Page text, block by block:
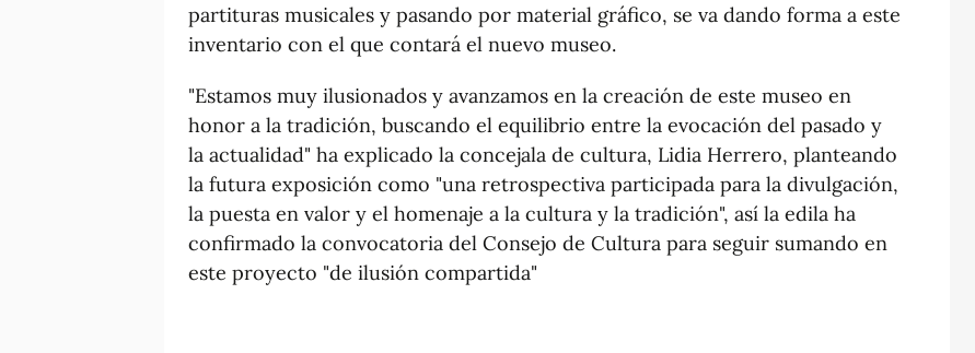
partituras musicales y pasando por material gráfico, se va dando forma a este
inventario con el que contará el nuevo museo.
"Estamos muy ilusionados y avanzamos en la creación de este museo en
honor a la tradición, buscando el equilibrio entre la evocación del pasado y
la actualidad" ha explicado la concejala de cultura, Lidia Herrero, planteando
la futura exposición como "una retrospectiva participada para la divulgación,
la puesta en valor y el homenaje a la cultura y la tradición", así la edila ha
confirmado la convocatoria del Consejo de Cultura para seguir sumando en
este proyecto "de ilusión compartida"